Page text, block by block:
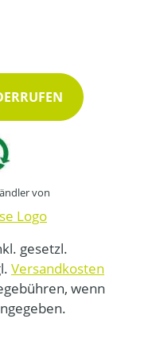
von
gesetzl.
Versandkosten
wenn